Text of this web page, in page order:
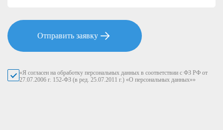
Отправить заявку
«Я согласен на обработку персональных данных в соответствии с ФЗ РФ от
27.07.2006 г. 152-ФЗ (в ред. 25.07.2011 г.) «О персональных данных»»